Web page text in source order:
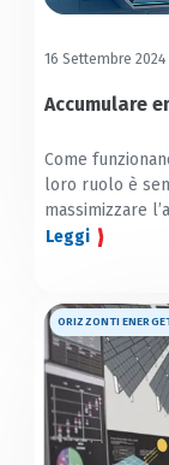
16 Settembre 2024
Accumulare
Come
loro ruolo è
massimizzare
Leggi
ORIZZONTI